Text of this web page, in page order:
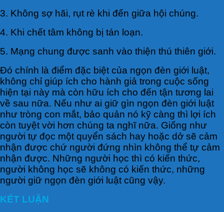
3. Không sợ hãi, rụt rè khi đến giữa hội chúng.
4. Khi chết tâm không bị tán loạn.
5. Mạng chung được sanh vào thiện thú thiên giới.
Đó chính là điểm đặc biệt của ngọn đèn giới luật,
không chỉ giúp ích cho hành giả trong cuộc sống
hiện tại này mà còn hữu ích cho đến tận tương lai
về sau nữa. Nếu như ai giữ gìn ngọn đèn giới luật
như tròng con mắt, bảo quản nó kỹ càng thì lợi ích
còn tuyệt vời hơn chúng ta nghĩ nữa. Giống như
người tự đọc một quyển sách hay hoặc dở sẽ cảm
nhận được chứ người đứng nhìn không thể tự cảm
nhận được. Những người học thì có kiến thức,
người không học sẽ không có kiến thức, những
người giữ ngọn đèn giới luật cũng vậy.
KẾT LUẬN